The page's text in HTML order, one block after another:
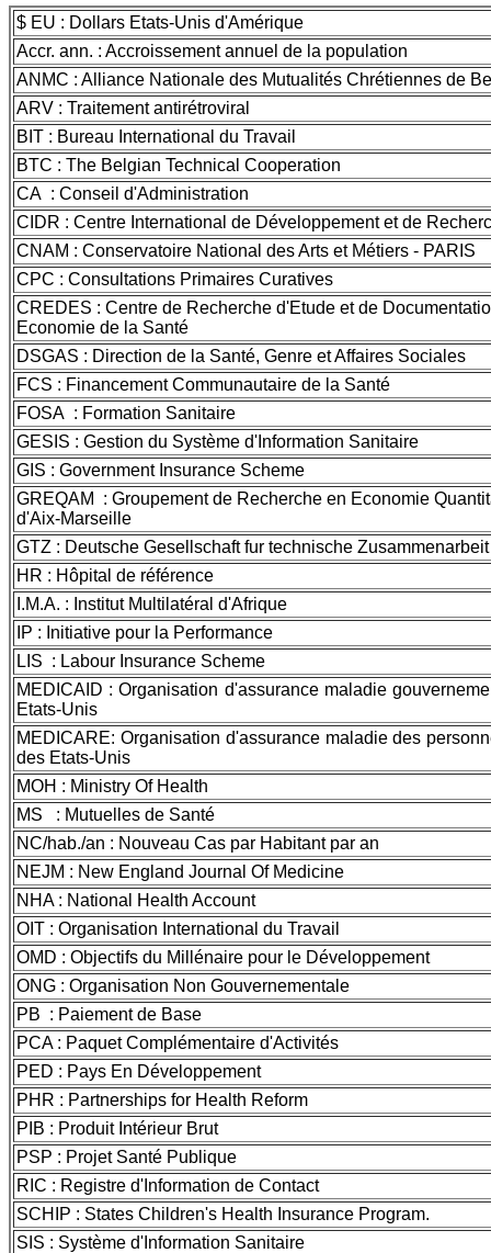
$ EU : Dollars Etats-Unis d'Amérique
Accr. ann. : Accroissement annuel de la population
ANMC : Alliance Nationale des Mutualités Chrétiennes de
ARV : Traitement antirétroviral
BIT : Bureau International du Travail
BTC : The Belgian Technical Cooperation
CA : Conseil d'Administration
CIDR : Centre International de Développement et de
CNAM : Conservatoire National des Arts et Métiers - PARIS
CPC : Consultations Primaires Curatives
CREDES : Centre de Recherche d'Etude et de
Economie de la Santé
DSGAS : Direction de la Santé, Genre et Affaires Sociales
FCS : Financement Communautaire de la Santé
FOSA : Formation Sanitaire
GESIS : Gestion du Système d'Information Sanitaire
GIS : Government Insurance Scheme
GREQAM : Groupement de Recherche en Economie
d'Aix-Marseille
GTZ : Deutsche Gesellschaft fur technische Zusammenarbeit
HR : Hôpital de référence
I.M.A. : Institut Multilatéral d'Afrique
IP : Initiative pour la Performance
LIS : Labour Insurance Scheme
MEDICAID : Organisation d'assurance maladie
Etats-Unis
MEDICARE: Organisation d'assurance maladie des
des Etats-Unis
MOH : Ministry Of Health
MS : Mutuelles de Santé
NC/hab./an : Nouveau Cas par Habitant par an
NEJM : New England Journal Of Medicine
NHA : National Health Account
OIT : Organisation International du Travail
OMD : Objectifs du Millénaire pour le Développement
ONG : Organisation Non Gouvernementale
PB : Paiement de Base
PCA : Paquet Complémentaire d'Activités
PED : Pays En Développement
PHR : Partnerships for Health Reform
PIB : Produit Intérieur Brut
PSP : Projet Santé Publique
RIC : Registre d'Information de Contact
SCHIP : States Children's Health Insurance Program.
SIS : Système d'Information Sanitaire